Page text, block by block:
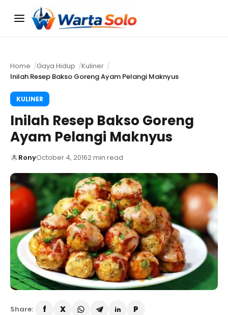
Menu
Home Gaya Hidup
Kuliner
Inilah Resep Bakso Goreng Ayam Pelangi Maknyus
KULINER
Inilah Resep Bakso Goreng
Ayam Pelangi Maknyus
RonyOctober 4, 20162 min read
Share: